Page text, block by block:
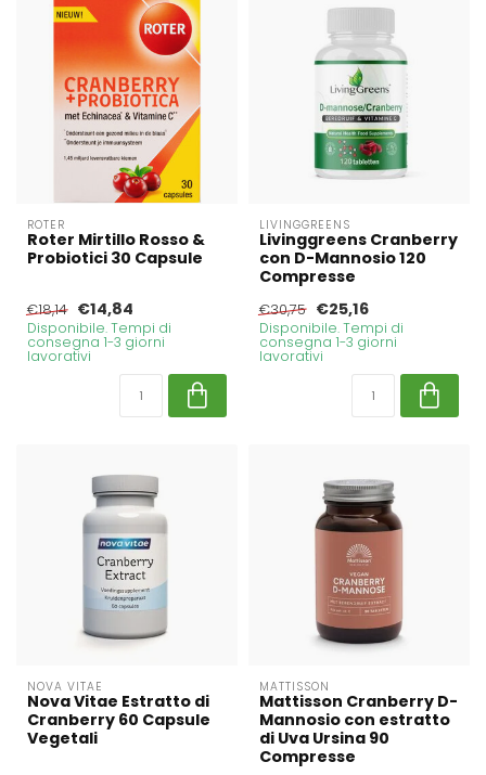
ROTER
Roter Mirtillo Rosso &
Probiotici 30 Capsule
€18,14 €14,84
Disponibile. Tempi di
consegna 1-3 giorni
lavorativi
LIVINGGREENS
Livinggreens Cranberry
con D-Mannosio 120
Compresse
€30,75 €25,16
Disponibile. Tempi di
consegna 1-3 giorni
lavorativi
NOVA VITAE
Nova Vitae Estratto di
Cranberry 60 Capsule
Vegetali
MATTISSON
Mattisson Cranberry D-
Mannosio con estratto
di Uva Ursina 90
Compresse